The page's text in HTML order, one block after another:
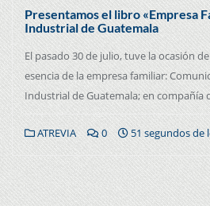
Presentamos el libro «Empresa
Industrial de Guatemala
El pasado 30 de julio, tuve la ocasión
esencia de la empresa familiar:
Industrial de Guatemala; en compañía
ATREVIA 0 51 segundos de